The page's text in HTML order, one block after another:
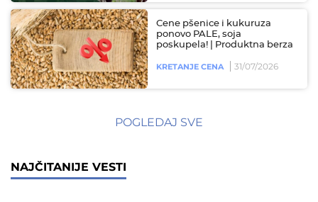
Cene pšenice i kukuruza
ponovo PALE, soja
poskupela! | Produktna berza
KRETANJE CENA 31/07/2026
POGLEDAJ SVE
NAJČITANIJE VESTI